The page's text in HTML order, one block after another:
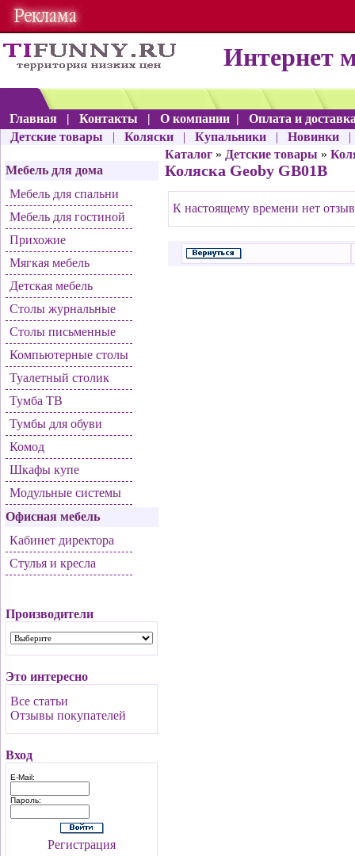
Интернет
Главная | Контакты | О компании |
Оплата и
Детские товары
| Коляски | Купальники | Новинки
Мебель для дома
Мебель для спальни
Мебель для гостиной
Прихожие
Мягкая мебель
Детская мебель
Столы журнальные
Столы письменные
Компьютерные столы
Туалетный столик
Тумба ТВ
Тумбы для обуви
Комод
Шкафы купе
Модульные системы
Офисная мебель
Кабинет директора
Стулья и кресла
Производители
Это интересно
Все статьи
Отзывы покупателей
Вход
E-Mail:
Пароль:
Регистрация
Каталог » Детские товары »
Коляска Geoby GB01B
К настоящему времени нет